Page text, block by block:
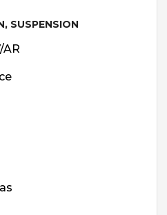
SUSPENSION